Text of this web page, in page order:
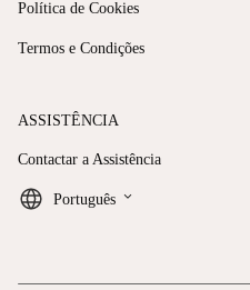
Política de Cookies
Termos e Condições
ASSISTÊNCIA
Contactar a Assistência
Português keyboard_arrow_down